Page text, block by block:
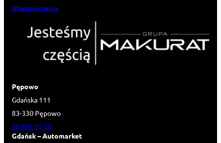
Ubezpieczenia
Pępowo
Gdańska 111
83-330 Pępowo
58 685 95 70
Gdańsk – Automarket